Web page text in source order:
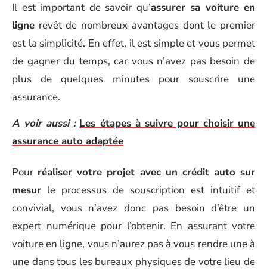
Il est important de savoir qu’assurer sa voiture en
ligne revêt de nombreux avantages dont le premier
est la simplicité. En effet, il est simple et vous permet
de gagner du temps, car vous n’avez pas besoin de
plus de quelques minutes pour souscrire une
assurance.
A voir aussi : Les étapes à suivre pour choisir une
assurance auto adaptée
Pour réaliser votre projet avec un crédit auto sur
mesur le processus de souscription est intuitif et
convivial, vous n’avez donc pas besoin d’être un
expert numérique pour l’obtenir. En assurant votre
voiture en ligne, vous n’aurez pas à vous rendre une à
une dans tous les bureaux physiques de votre lieu de